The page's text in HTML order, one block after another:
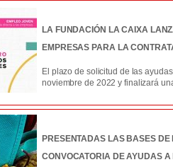
LA FUNDACIÓN LA CAIXA
EMPRESAS PARA LA
El plazo de solicitud de las
noviembre de 2022 y finalizará
PRESENTADAS LAS BASES DE
CONVOCATORIA DE AYUDAS